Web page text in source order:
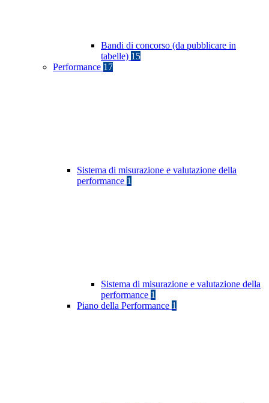
Bandi di concorso (da pubblicare in
tabelle) 15
Performance 17
Sistema di misurazione e valutazione della
performance 1
Sistema di misurazione e valutazione della
performance 1
Piano della Performance 1